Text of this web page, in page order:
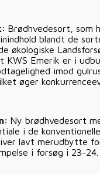
Brødhvedesort, som
blandt de
økologiske
KWS Emerik er i
imod
øger
Ny brødhvedesort
i de
lavt merudbytte
i forsøg i 23-24.